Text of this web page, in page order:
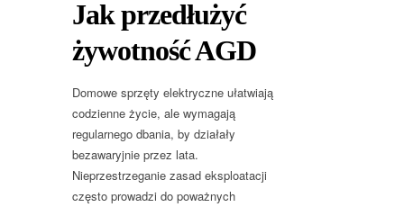
Jak przedłużyć
żywotność AGD
Domowe sprzęty elektryczne ułatwiają
codzienne życie, ale wymagają
regularnego dbania, by działały
bezawaryjnie przez lata.
Nieprzestrzeganie zasad eksploatacji
często prowadzi do poważnych